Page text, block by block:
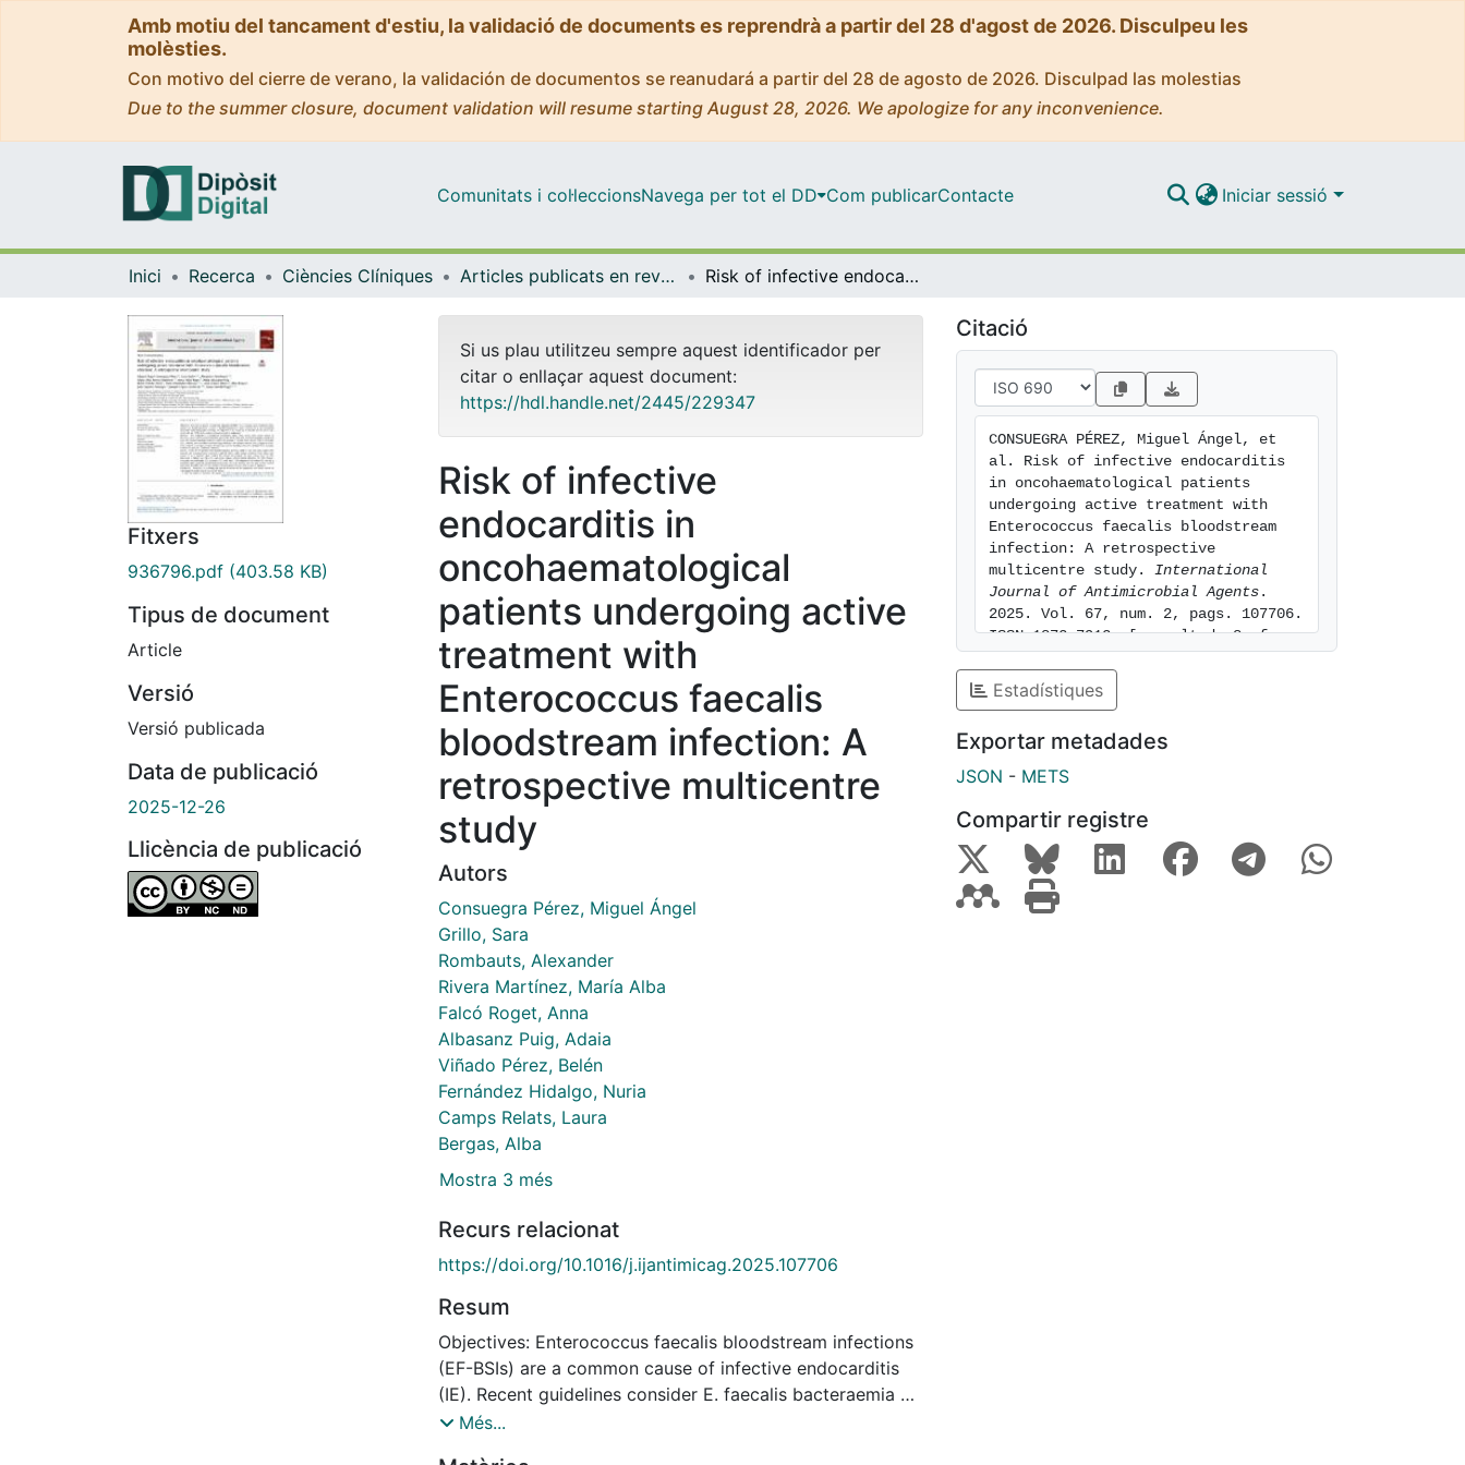
Amb motiu del tancament d'estiu, la validació de documents es reprendrà a partir del 28 d'agost de 2026. Disculpeu les
molèsties.
Con motivo del cierre de verano, la validación de documentos se reanudará a partir del 28 de agosto de 2026. Disculpad las molestias
Due to the summer closure, document validation will resume starting August 28, 2026. We apologize for any inconvenience.
Comunitats i col·leccionsNavega per tot el DD Com publicarContacte Iniciar sessió
Inici Recerca Ciències Clíniques Articles publicats en revistes (Ciències Clíniques) Risk of infective endocarditis in oncohaematological patients undergoing active treatment with Enterococcus faecalis bloodstream infection: A retrospective multicentre study
Fitxers
936796.pdf (403.58 KB)
Tipus de document
Article
Versió
Versió publicada
Data de publicació
2025-12-26
Llicència de publicació
Si us plau utilitzeu sempre aquest identificador per
citar o enllaçar aquest document:
https://hdl.handle.net/2445/229347
Risk of infective
endocarditis in
oncohaematological
patients undergoing active
treatment with
Enterococcus faecalis
bloodstream infection: A
retrospective multicentre
study
Autors
Consuegra Pérez, Miguel Ángel
Grillo, Sara
Rombauts, Alexander
Rivera Martínez, María Alba
Falcó Roget, Anna
Albasanz Puig, Adaia
Viñado Pérez, Belén
Fernández Hidalgo, Nuria
Camps Relats, Laura
Bergas, Alba
Mostra 3 més
Recurs relacionat
https://doi.org/10.1016/j.ijantimicag.2025.107706
Resum
Objectives: Enterococcus faecalis bloodstream infections
(EF-BSIs) are a common cause of infective endocarditis
(IE). Recent guidelines consider E. faecalis bacteraemia a
major criterion for IE and recommend systematic
Més...
Citació
CONSUEGRA PÉREZ, Miguel Ángel, et
al. Risk of infective endocarditis
in oncohaematological patients
undergoing active treatment with
Enterococcus faecalis bloodstream
infection: A retrospective
multicentre study. International
Journal of Antimicrobial Agents .
2025. Vol. 67, num. 2, pags. 107706.
ISSN 1872-7913. [consulted: 8 of
https://hdl.handle.net/2445/229347
Estadístiques
Exportar metadades
JSON - METS
Compartir registre